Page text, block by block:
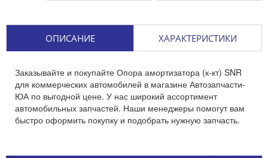
ОПИСАНИЕ ХАРАКТЕРИСТИКИ
Заказывайте и покупайте Опора амортизатора (к-кт) SNR
для коммерческих автомобилей в магазине Автозапчасти-
ЮА по выгодной цене. У нас широкий ассортимент
автомобильных запчастей. Наши менеджеры помогут вам
быстро оформить покупку и подобрать нужную запчасть.